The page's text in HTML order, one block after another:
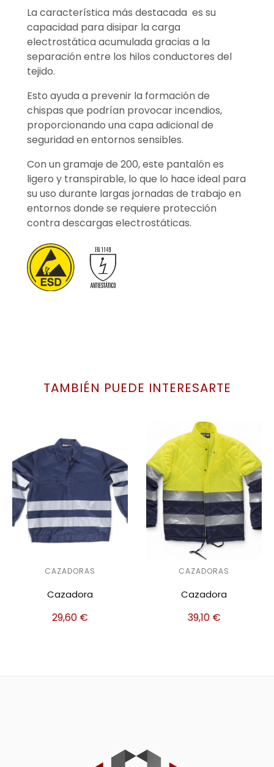
La característica más destacada es su
capacidad para disipar la carga
electrostática acumulada gracias a la
separación entre los hilos conductores del
tejido.
Esto ayuda a prevenir la formación de
chispas que podrían provocar incendios,
proporcionando una capa adicional de
seguridad en entornos sensibles.
Con un gramaje de 200, este pantalón es
ligero y transpirable, lo que lo hace ideal para
su uso durante largas jornadas de trabajo en
entornos donde se requiere protección
contra descargas electrostáticas.
TAMBIÉN PUEDE INTERESARTE
CAZADORAS
Cazadora
39,10
CAZADORAS
Cazadora
44,70